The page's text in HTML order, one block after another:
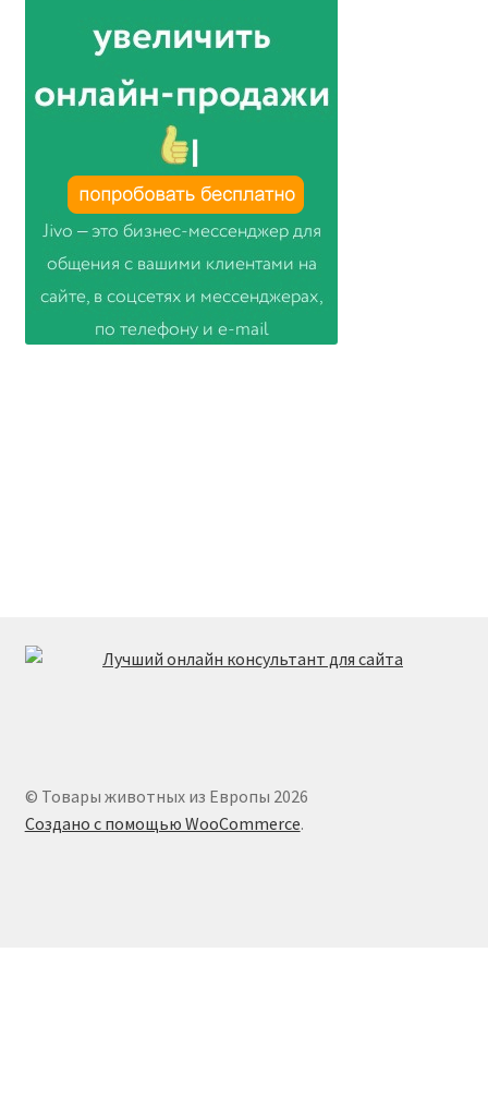
© Товары животных из Европы 2026
Создано с помощью WooCommerce.